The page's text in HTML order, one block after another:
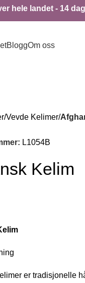
hele landet - 14
BloggOm oss
Vevde Kelimer
L1054B
Kelim
er tradisjonelle